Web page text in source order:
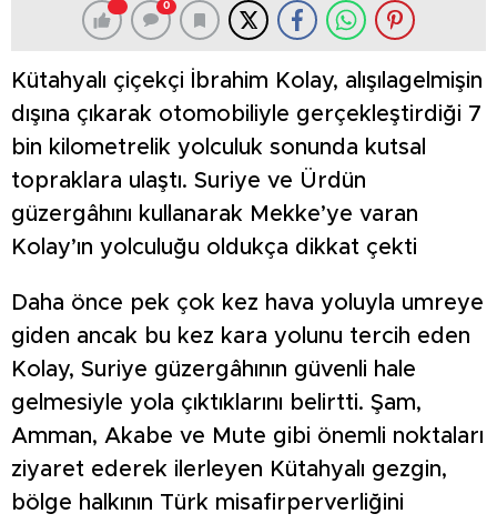
0
Kütahyalı çiçekçi İbrahim Kolay, alışılagelmişin
dışına çıkarak otomobiliyle gerçekleştirdiği 7
bin kilometrelik yolculuk sonunda kutsal
topraklara ulaştı. Suriye ve Ürdün
güzergâhını kullanarak Mekke’ye varan
Kolay’ın yolculuğu oldukça dikkat çekti
Daha önce pek çok kez hava yoluyla umreye
giden ancak bu kez kara yolunu tercih eden
Kolay, Suriye güzergâhının güvenli hale
gelmesiyle yola çıktıklarını belirtti. Şam,
Amman, Akabe ve Mute gibi önemli noktaları
ziyaret ederek ilerleyen Kütahyalı gezgin,
bölge halkının Türk misafirperverliğini